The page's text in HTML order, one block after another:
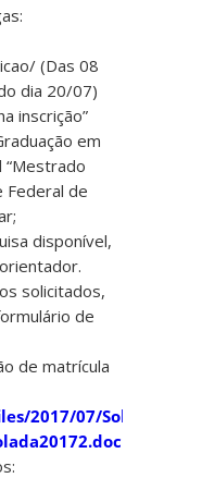
(Das 08
dia 20/07)
inscrição”
em
“Mestrado
Federal de
disponível,
solicitados,
de
de matrícula
2017/07/Solicitação-